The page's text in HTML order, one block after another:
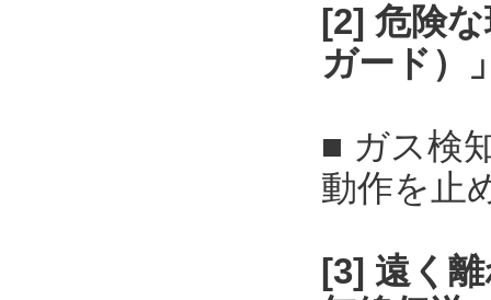
[2] 危険
ガード）
■ ガス検
動作を
[3] 遠く